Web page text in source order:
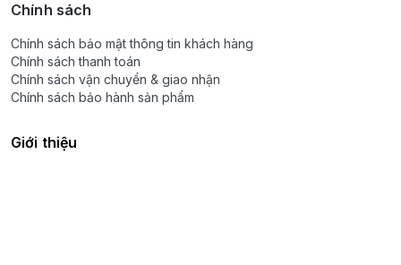
Chính sách
Chính sách bảo mật thông tin khách hàng
Chính sách thanh toán
Chính sách vận chuyển & giao nhận
Chính sách bảo hành sản phẩm
Giới thiệu